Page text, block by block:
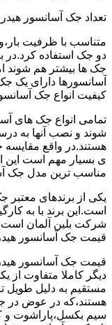
تعداد جک آسانسور
متناسب با ظرفیت
دو جک استفاده
جک ها بیشتر هم شوند
آسانسورها دارای یک
کیفیت انواع جک
تمامی انواع جک های
شوند و نصب آنها به
هستند.در واقع
ی بسیار مهم است این
مناسب ترین مدل جک
یکی از برندهای معتبر
است.این برند با به
شرکت بلین آلمان
قیمت جک آسانسور
قیمت جک آسانسور
دیگر کاملا متفاوت
مستقیم به دلیل طویل
هستند،که در عوض در
سیم بکسل،پاراشوت